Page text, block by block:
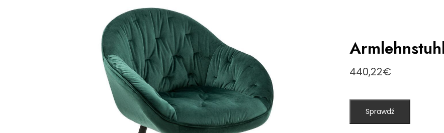
440,22€
Sprawdź